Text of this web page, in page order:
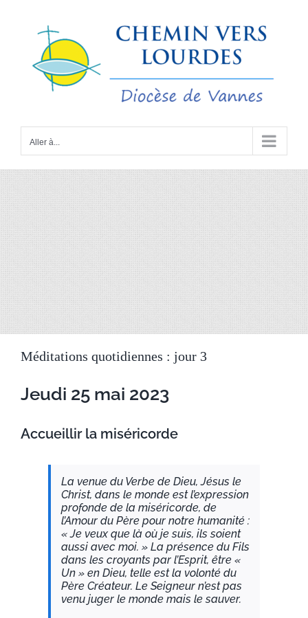
contenu
Aller à...
Méditations quotidiennes : jour 3
Jeudi 25 mai 2023
Accueillir la miséricorde
La venue du Verbe de Dieu, Jésus le
Christ, dans le monde est l’expression
profonde de la miséricorde, de
l’Amour du Père pour notre humanité :
« Je veux que là où je suis, ils soient
aussi avec moi. » La présence du Fils
dans les croyants par l’Esprit, être «
Un » en Dieu, telle est la volonté du
Père Créateur. Le Seigneur n’est pas
venu juger le monde mais le sauver.